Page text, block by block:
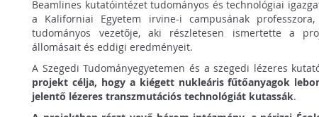
Beamlines kutatóintézet tudományos és technológiai
a Kaliforniai Egyetem irvine-i campusának
tudományos vezetője, aki részletesen ismertette a
állomásait és eddigi eredményeit.
A Szegedi Tudományegyetemen és a szegedi lézeres
projekt célja, hogy a kiégett nukleáris fűtőanyagok
jelentő lézeres transzmutációs technológiát kutassák.